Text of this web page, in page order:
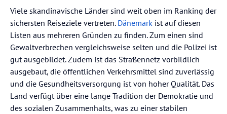
Viele skandinavische Länder sind weit oben im Ranking der
sichersten Reiseziele vertreten. Dänemark ist auf diesen
Listen aus mehreren Gründen zu finden. Zum einen sind
Gewaltverbrechen vergleichsweise selten und die Polizei ist
gut ausgebildet. Zudem ist das Straßennetz vorbildlich
ausgebaut, die öffentlichen Verkehrsmittel sind zuverlässig
und die Gesundheitsversorgung ist von hoher Qualität. Das
Land verfügt über eine lange Tradition der Demokratie und
des sozialen Zusammenhalts, was zu einer stabilen